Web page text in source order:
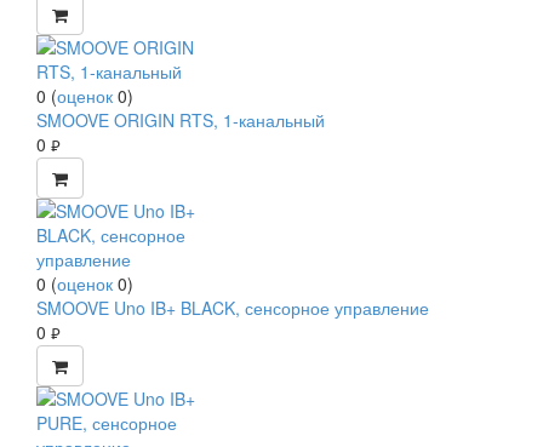
0 (оценок 0)
SMOOVE ORIGIN RTS, 1-канальный
0 руб.
0 (оценок 0)
SMOOVE Uno IB+ BLACK, сенсорное управление
0 руб.